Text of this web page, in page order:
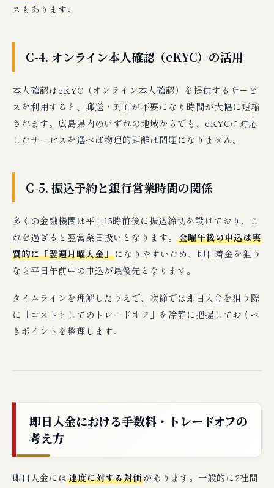
スもあります。
C-4. オンライン本人確認（eKYC）の活用
本人確認はeKYC（オンライン本人確認）を提供するサービ
スを利用すると、郵送・対面が不要になり時間が大幅に短縮
されます。広島県内のいずれの地域からでも、eKYCに対応
したサービスを選べば物理的距離は問題になりません。
C-5. 振込予約と銀行営業時間の関係
多くの金融機関は平日15時前後に振込締切を設けており、こ
れを過ぎると翌営業日扱いとなります。 金曜午後の申込は実
質的に「翌週月曜入金」になりやすいため、即日着金を狙う
なら平日午前中の申込が最優先となります。
タイムラインを理解したうえで、次節では即日入金を狙う際
に「コストとしてのトレードオフ」を冷静に把握しておくべ
きポイントを整理します。
即日入金における手数料・トレードオフの
考え方
即日入金には速度に対する対価があります。一般的に2社間